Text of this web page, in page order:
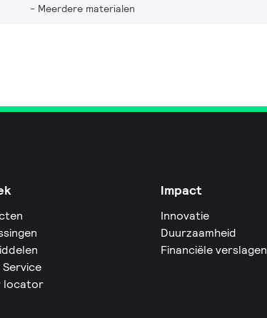
Meerdere materialen
Service
locator
Impact
Innovatie
Duurzaamheid
Financiële verslagen